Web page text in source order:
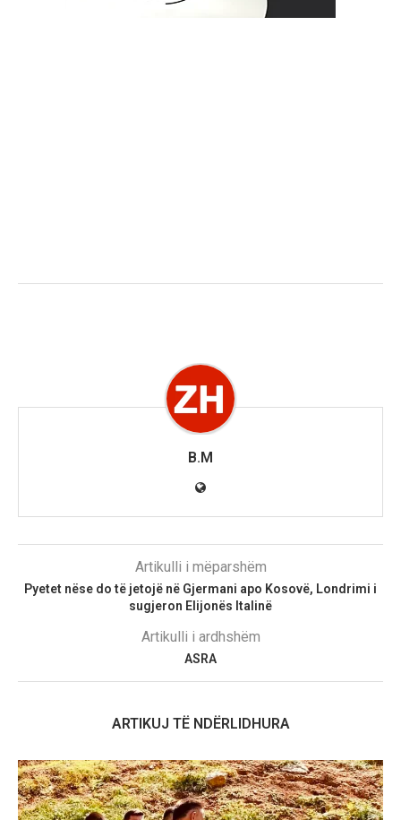
B.M
Artikulli i mëparshëm
Pyetet nëse do të jetojë në Gjermani apo Kosovë, Londrimi i
sugjeron Elijonës Italinë
Artikulli i ardhshëm
ASRA
ARTIKUJ TË NDËRLIDHURA